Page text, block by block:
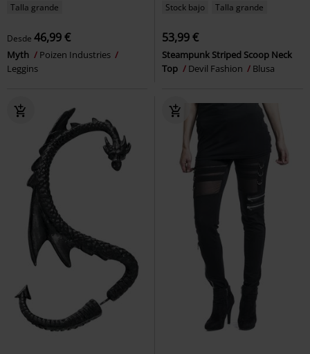
Talla grande
Desde 46,99 €
Myth
Poizen Industries
Leggins
Stock bajo Talla grande
53,99 €
Steampunk Striped Scoop Neck
Top
Devil Fashion Blusa